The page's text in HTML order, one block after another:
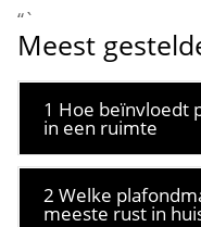
“`
Meest
1 Hoe beïnvloedt
in een ruimte
2 Welke
meeste rust in